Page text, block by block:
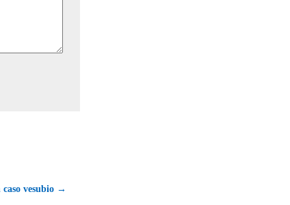
caso vesubio →